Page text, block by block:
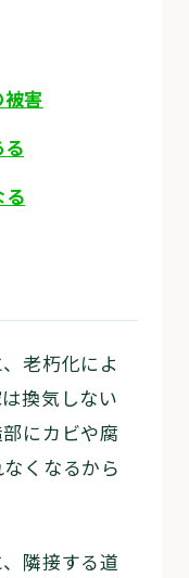
害
る
老朽化によ
換気しない
にカビや腐
くなるから
隣接する道